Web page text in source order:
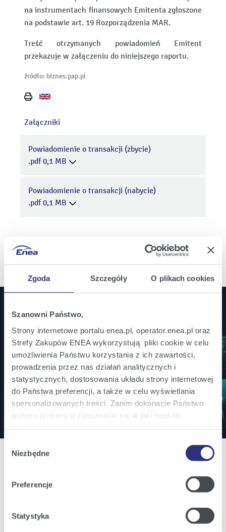
Zgoda Szczegóły O plikach cookies
Szanowni Państwo,
Strony internetowe portalu enea.pl, operator.enea.pl oraz
Strefy Zakupów ENEA wykorzystują pliki cookie w celu
umożliwienia Państwu korzystania z ich zawartości,
prowadzenia przez nas działań analitycznych i
statystycznych, dostosowania układu strony internetowej
do Państwa preferencji, a także w celu wyświetlania
spersonalizowanych treści. Zanim dokonacie Państwo
wyboru prosimy o zapoznanie się w jaki sposób
Szczegółowe informacje na ten temat znajdziecie
Polityce
zgodę na umieszczenie wszystkich rodzajów plików
cookie z których korzystamy, na Państwa urządzeniu.
zgody
Niezbędne
Preferencje
Statystyka
na instrumentach finansowych Emitenta zgłoszone
na podstawie art. 19 Rozporządzenia MAR.
Treść otrzymanych powiadomień Emitent
przekazuje w załączeniu do niniejszego raportu.
źródło: biznes.pap.pl
Załączniki
Powiadomienie o transakcji (zbycie)
.pdf 0,1 MB
Powiadomienie o transakcji (nabycie)
.pdf 0,1 MB
Jesteś inwestorem? Bądź na bieżąco!
Zamów powiadomienia mailowe o wszystkich
istotnych informacjach ważnych dla inwestorów.
Zapisz się
Oferta
Oferta dla Małych firm